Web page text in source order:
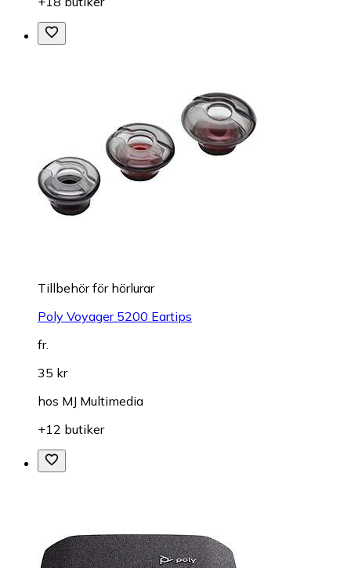
Tillbehör för hörlurar
Poly Voyager 5200 Eartips
fr.
35 kr
hos MJ Multimedia
+12 butiker